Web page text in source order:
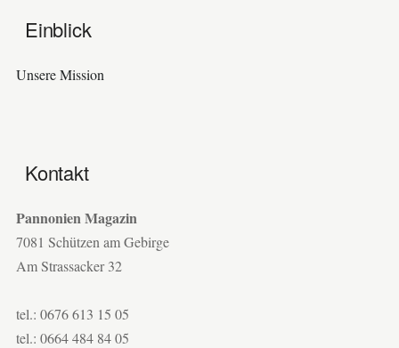
Einblick
Unsere Mission
Kontakt
Pannonien Magazin
7081 Schützen am Gebirge
Am Strassacker 32
tel.: 0676 613 15 05
tel.: 0664 484 84 05